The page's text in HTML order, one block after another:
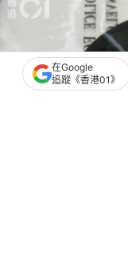
在Google
追蹤《香港01》